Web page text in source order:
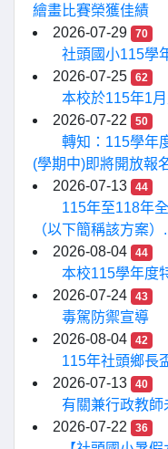
繪畫比賽榮獲佳績
2026-07-29
70
社頭國小115學
2026-07-25
62
本校於115年1
2026-07-22
50
轉知：115學年
(學期中)即將開放報
2026-07-13
44
115年至118年
（以下簡稱該方案）
2026-08-04
44
本校115學年度
2026-07-24
43
毒駕防禦宣導
2026-08-04
42
115年社頭鄉長
2026-07-13
40
有關兼行政教
2026-07-22
36